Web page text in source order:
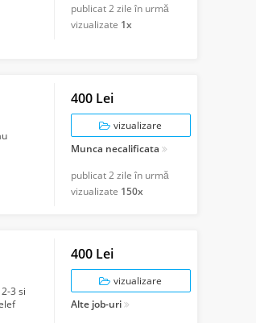
publicat2 zile în urmă
vizualizate 1x
400 Lei
vizualizare
Munca necalificata
publicat2 zile în urmă
vizualizate 150x
3 si
400 Lei
vizualizare
Alte job-uri